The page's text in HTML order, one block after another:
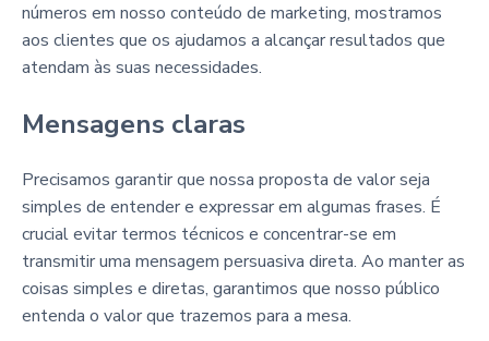
números em nosso conteúdo de marketing, mostramos
aos clientes que os ajudamos a alcançar resultados que
atendam às suas necessidades.
Mensagens claras
Precisamos garantir que nossa proposta de valor seja
simples de entender e expressar em algumas frases. É
crucial evitar termos técnicos e concentrar-se em
transmitir uma mensagem persuasiva direta. Ao manter as
coisas simples e diretas, garantimos que nosso público
entenda o valor que trazemos para a mesa.